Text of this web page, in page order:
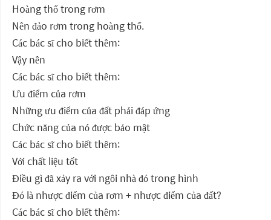
Hoàng thổ trong rơm
Nên đảo rơm trong hoàng thổ.
Các bác sĩ cho biết thêm:
Vậy nên
Các bác sĩ cho biết thêm:
Ưu điểm của rơm
Những ưu điểm của đất phải đáp ứng
Chức năng của nó được bảo mật
Các bác sĩ cho biết thêm:
Với chất liệu tốt
Điều gì đã xảy ra với ngôi nhà đó trong hình
Đó là nhược điểm của rơm + nhược điểm của đất?
Các bác sĩ cho biết thêm: